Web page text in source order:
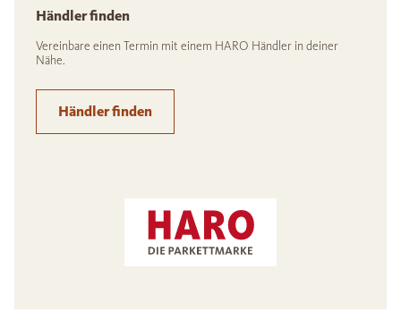
Händler finden
Vereinbare einen Termin mit einem HARO Händler in deiner
Nähe.
Händler finden